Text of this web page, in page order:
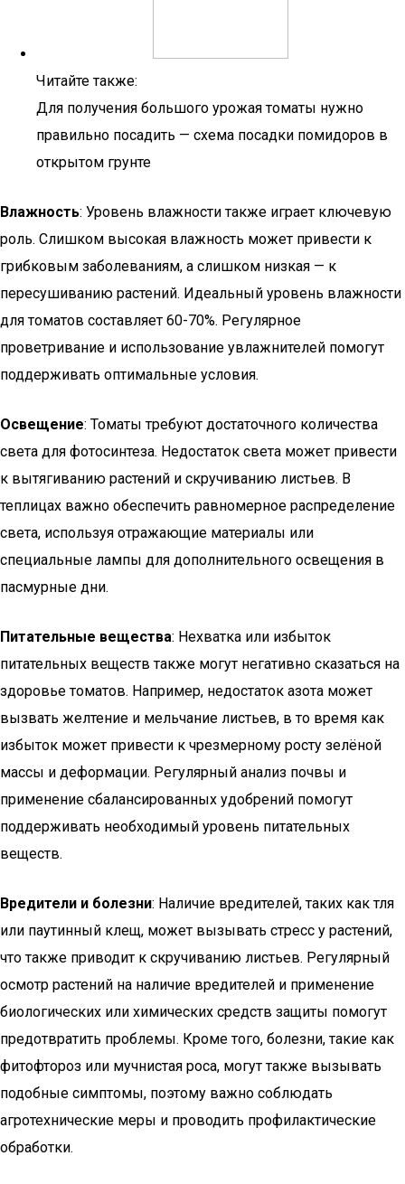
Читайте также:
Для получения большого урожая томаты нужно
правильно посадить — схема посадки помидоров в
открытом грунте
Влажность: Уровень влажности также играет ключевую
роль. Слишком высокая влажность может привести к
грибковым заболеваниям, а слишком низкая — к
пересушиванию растений. Идеальный уровень влажности
для томатов составляет 60-70%. Регулярное
проветривание и использование увлажнителей помогут
поддерживать оптимальные условия.
Освещение: Томаты требуют достаточного количества
света для фотосинтеза. Недостаток света может привести
к вытягиванию растений и скручиванию листьев. В
теплицах важно обеспечить равномерное распределение
света, используя отражающие материалы или
специальные лампы для дополнительного освещения в
пасмурные дни.
Питательные вещества: Нехватка или избыток
питательных веществ также могут негативно сказаться на
здоровье томатов. Например, недостаток азота может
вызвать желтение и мельчание листьев, в то время как
избыток может привести к чрезмерному росту зелёной
массы и деформации. Регулярный анализ почвы и
применение сбалансированных удобрений помогут
поддерживать необходимый уровень питательных
веществ.
Вредители и болезни: Наличие вредителей, таких как тля
или паутинный клещ, может вызывать стресс у растений,
что также приводит к скручиванию листьев. Регулярный
осмотр растений на наличие вредителей и применение
биологических или химических средств защиты помогут
предотвратить проблемы. Кроме того, болезни, такие как
фитофтороз или мучнистая роса, могут также вызывать
подобные симптомы, поэтому важно соблюдать
агротехнические меры и проводить профилактические
обработки.